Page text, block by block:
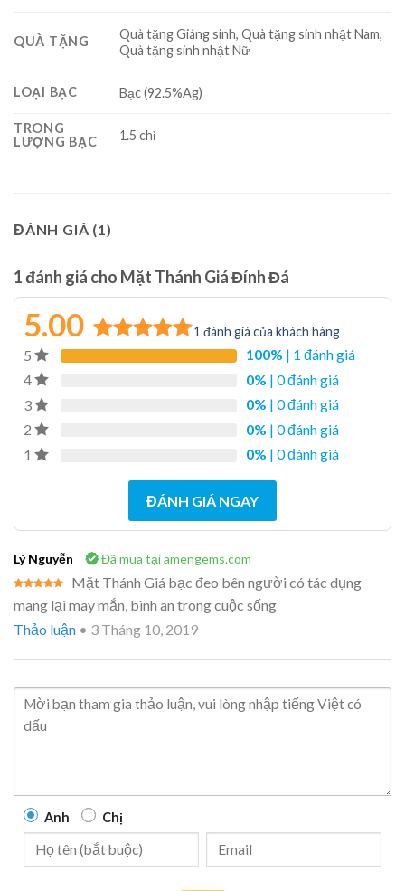
QUÀ TẶNG
Quà tặng Giáng sinh, Quà tặng sinh nhật Nam,
Quà tặng sinh nhật Nữ
LOẠI BẠC Bạc (92.5%Ag)
TRONG
LƯỢNG BẠC
1.5 chỉ
ĐÁNH GIÁ (1)
1 đánh giá cho Mặt Thánh Giá Đính Đá
5.00 1đánh giá của khách hàng
5 100% | 1 đánh giá
4
0% | 0 đánh giá
3
0% | 0 đánh giá
2
0% | 0 đánh giá
1
0% | 0 đánh giá
ĐÁNH GIÁ NGAY
Lý Nguyễn Đã mua tại amengems.com
hạng55
Mặt Thánh Giá bạc đeo bên người có tác dụng
mang lại may mắn, bình an trong cuộc sống
Thảo luận • 3 Tháng 10, 2019
Anh Chị